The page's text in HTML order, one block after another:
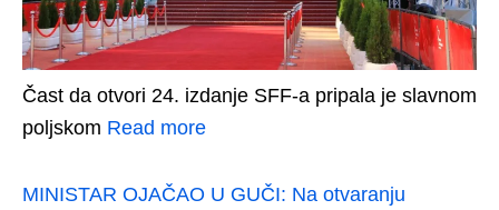
Čast da otvori 24. izdanje SFF-a pripala je slavnom
poljskom Read more
MINISTAR OJAČAO U GUČI: Na otvaranju